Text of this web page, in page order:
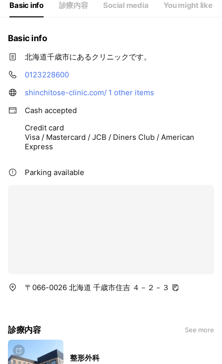
Basic info 診療内容 Social media You might like
Basic info
北海道千歳市にあるクリニックです。
0123228600
shinchitose-clinic.com/ 1 other items
Cash accepted
Credit card
Visa / Mastercard / JCB / Diners Club / American
Express
Parking available
〒066-0026 北海道 千歳市住吉 ４－２－３
診療内容 See more
整形外科